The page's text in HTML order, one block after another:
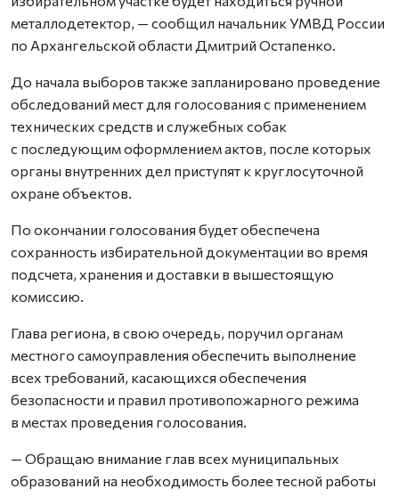
металлодетектор, — сообщил начальник УМВД России
по Архангельской области Дмитрий Остапенко.
До начала выборов также запланировано проведение
обследований мест для голосования с применением
технических средств и служебных собак
с последующим оформлением актов, после которых
органы внутренних дел приступят к круглосуточной
охране объектов.
По окончании голосования будет обеспечена
сохранность избирательной документации во время
подсчета, хранения и доставки в вышестоящую
комиссию.
Глава региона, в свою очередь, поручил органам
местного самоуправления обеспечить выполнение
всех требований, касающихся обеспечения
безопасности и правил противопожарного режима
в местах проведения голосования.
— Обращаю внимание глав всех муниципальных
образований на необходимость более тесной работы